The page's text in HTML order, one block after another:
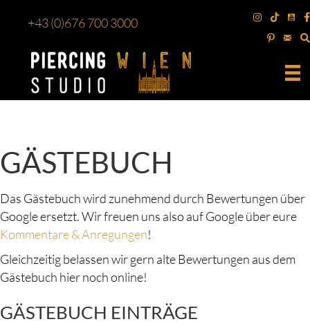
+43(0)676 700 3000
GÄSTEBUCH
Das Gästebuch wird zunehmend durch Bewertungen über
Google ersetzt. Wir freuen uns also auf Google über eure
Kommentare & Anregungen!
Gleichzeitig belassen wir gern alte Bewertungen aus dem
Gästebuch hier noch online!
GÄSTEBUCH EINTRÄGE